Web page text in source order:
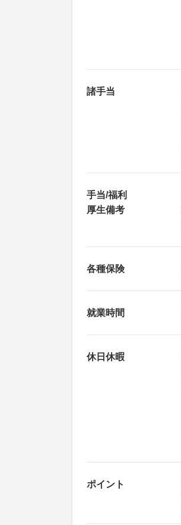
諸手当
手当/福利
厚生備考
各種保険
就業時間
休日休暇
ポイント